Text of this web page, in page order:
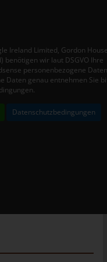
Ireland Limited, Gordon
benötigen wir laut DSGVO Ihre
personenbezogene Daten
Daten genau entnehmen Sie
Datenschutzbedingungen
die personenbezogene
Daten
Person, Behörde,
betroffenen Person,